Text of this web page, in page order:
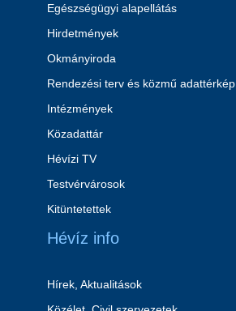
Egészségügyi alapellátás
Hirdetmények
Okmányiroda
Rendezési terv és közmű adattérkép
Intézmények
Közadattár
Hévízi TV
Testvérvárosok
Kitüntetettek
Hévíz info
Hírek, Aktualitások